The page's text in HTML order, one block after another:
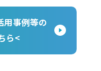
用事例等の
ら<